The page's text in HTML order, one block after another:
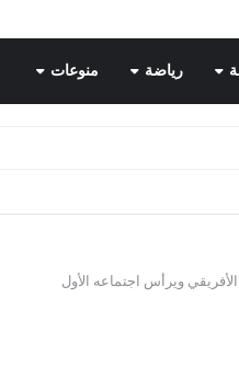
رياضة منوعات
ويرأس اجتماعه الأول